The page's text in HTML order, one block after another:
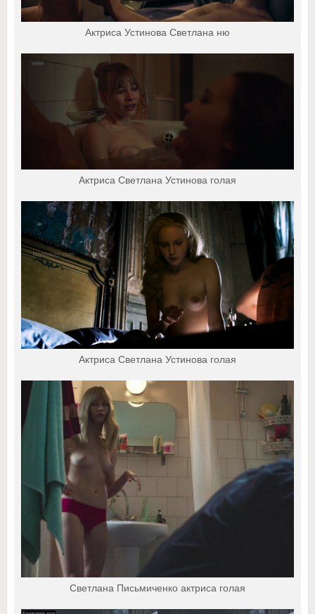
Актриса Устинова Светлана ню
Актриса Светлана Устинова голая
Актриса Светлана Устинова голая
Светлана Письмиченко актриса голая